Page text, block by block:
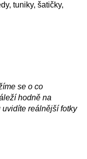
tuniky, šatičky,
se o co
hodně na
reálnější fotky